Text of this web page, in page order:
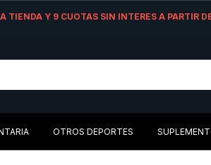
Y 9 CUOTAS SIN INTERES A PARTIR
OTROS DEPORTES